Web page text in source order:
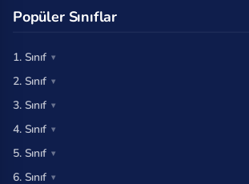
Popüler Sınıflar
1. Sınıf
2. Sınıf
3. Sınıf
4. Sınıf
5. Sınıf
6. Sınıf